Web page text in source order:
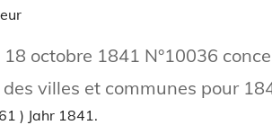
octobre 1841 N°10036
villes et communes pour
) Jahr 1841.